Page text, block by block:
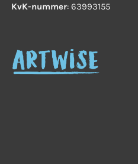
KvK-nummer: 63993155